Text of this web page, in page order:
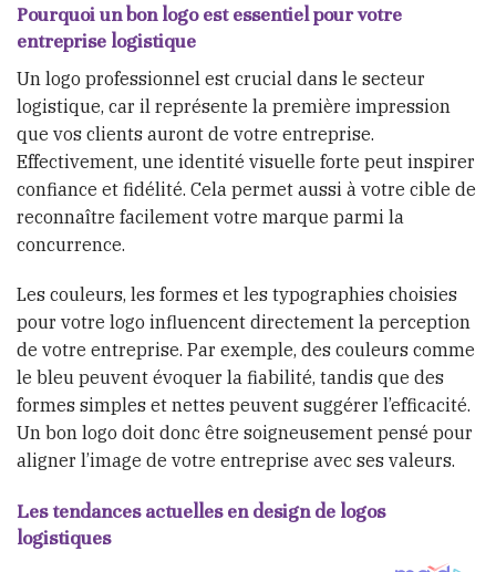
Pourquoi un bon logo est essentiel pour votre
entreprise logistique
Un logo professionnel est crucial dans le secteur
logistique, car il représente la première impression
que vos clients auront de votre entreprise.
Effectivement, une identité visuelle forte peut inspirer
confiance et fidélité. Cela permet aussi à votre cible de
reconnaître facilement votre marque parmi la
concurrence.
Les couleurs, les formes et les typographies choisies
pour votre logo influencent directement la perception
de votre entreprise. Par exemple, des couleurs comme
le bleu peuvent évoquer la fiabilité, tandis que des
formes simples et nettes peuvent suggérer l’efficacité.
Un bon logo doit donc être soigneusement pensé pour
aligner l’image de votre entreprise avec ses valeurs.
Les tendances actuelles en design de logos
logistiques